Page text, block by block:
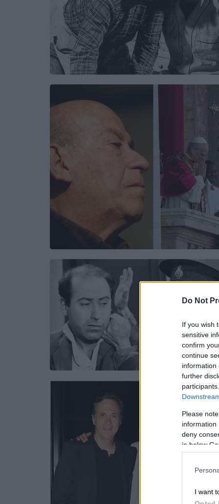
Do Not
If you wish
sensitive
confirm
continue
information
further
Please
information
deny
in below
I want